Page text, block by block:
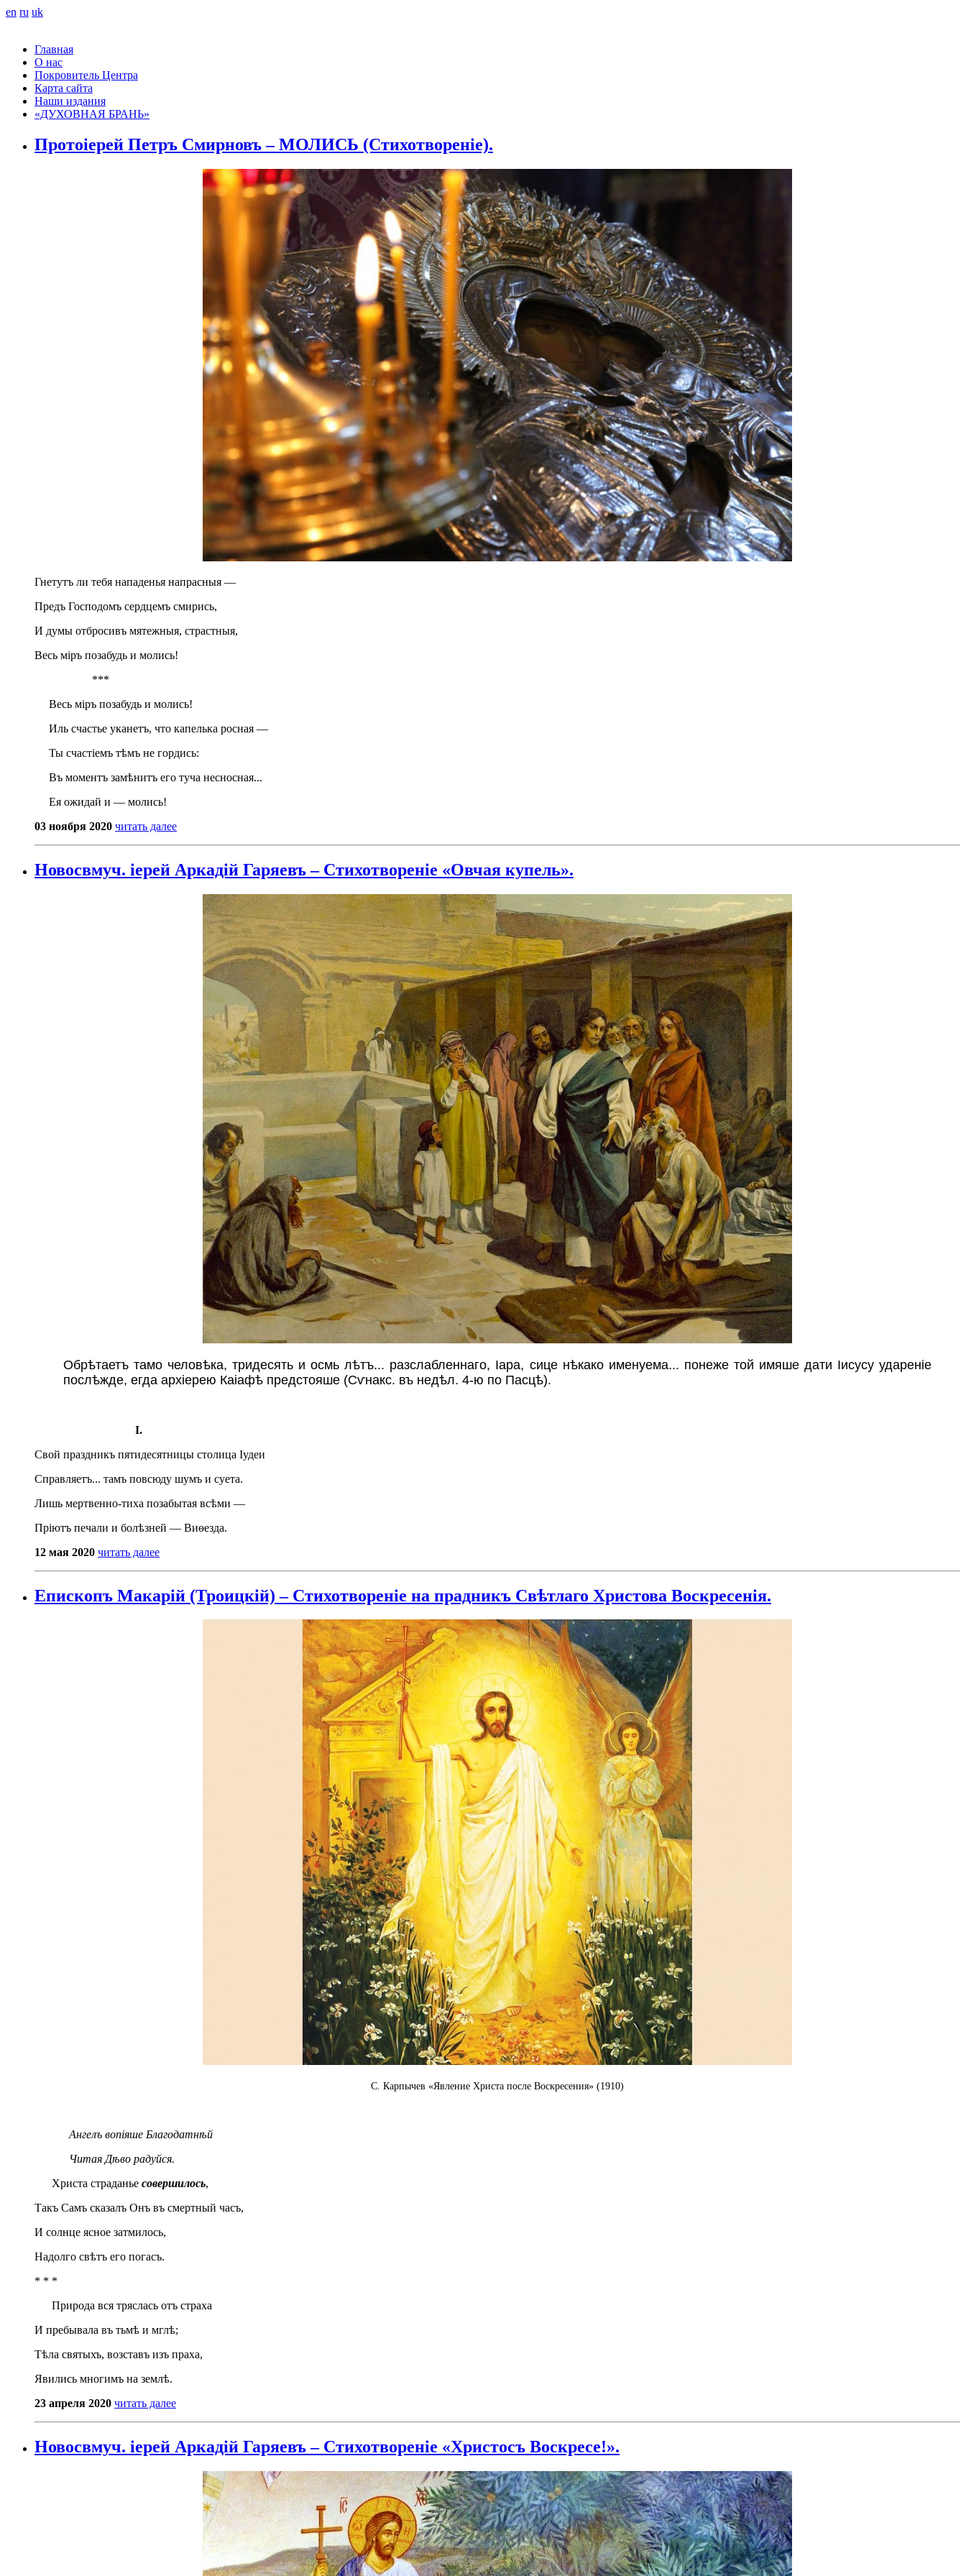
en ru uk
Главная
О нас
Покровитель Центра
Карта сайта
Наши издания
«ДУХОВНАЯ БРАНЬ»
Протоіерей Петръ Смирновъ – МОЛИСЬ (Стихотвореніе).
Гнетутъ ли тебя нападенья напрасныя —
Предъ Господомъ сердцемъ смирись,
И думы отбросивъ мятежныя, страстныя,
Весь міръ позабудь и молись!
***
Весь міръ позабудь и молись!
Иль счастье уканетъ, что капелька росная —
Ты счастіемъ тѣмъ не гордись:
Въ моментъ замѣнитъ его туча несносная...
Ея ожидай и — молись!
03 ноября 2020 читать далее
Новосвмуч. іерей Аркадій Гаряевъ – Стихотвореніе «Овчая купель».
Обрѣтаетъ тамо человѣка, тридесять и осмь лѣтъ... разслабленнаго, Іара, сице нѣкако именуема... понеже той имяше дати Іисусу удареніе
послѣжде, егда архіерею Каіафѣ предстояше (Сѵнакс. въ недѣл. 4-ю по Пасцѣ).
I.
Свой праздникъ пятидесятницы столица Іудеи
Справляетъ... тамъ повсюду шумъ и суета.
Лишь мертвенно-тиха позабытая всѣми —
Пріютъ печали и болѣзней — Виѳезда.
12 мая 2020 читать далее
Епископъ Макарій (Троицкій) – Стихотвореніе на прадникъ Свѣтлаго Христова Воскресенія.
С. Карпычев «Явление Христа после Воскресения» (1910)
Ангелъ вопіяше Благодатнѣй
Читая Дѣво радуйся.
Христа страданье совершилось,
Такъ Самъ сказалъ Онъ въ смертный часъ,
И солнце ясное затмилось,
Надолго свѣтъ его погасъ.
* * *
Природа вся тряслась отъ страха
И пребывала въ тьмѣ и мглѣ;
Тѣла святыхъ, возставъ изъ праха,
Явились многимъ на землѣ.
23 апреля 2020 читать далее
Новосвмуч. іерей Аркадій Гаряевъ – Стихотвореніе «Христосъ Воскресе!».